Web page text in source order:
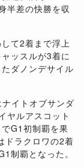
半差の快勝を収
て2着まで浮上
ッスルが3着に
ダノンデサイル
イトオブサンダ
ヤルアスコット
G1初制覇を果
ドラクロワの2着
制覇となった。